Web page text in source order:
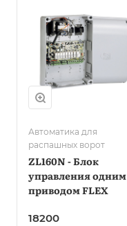
Автоматика для
распашных ворот
ZL160N - Блок
управления одним
приводом FLEX
18200